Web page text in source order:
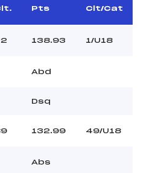
Pts Clt/Cat
138.93 1/U18
Abd
Dsq
132.99 49/U18
Abs